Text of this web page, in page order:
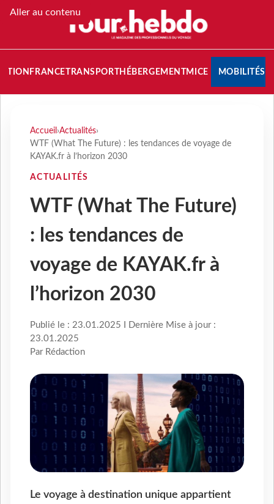
Aller au contenu
FRANCETRANSPORT HÉBERGEMENTMICE MOBILITÉS
Accueil ›Actualités›
WTF (What The Future) : les tendances de voyage de
KAYAK.fr à l’horizon 2030
ACTUALITÉS
WTF (What The Future)
: les tendances de
voyage de KAYAK.fr à
l’horizon 2030
Publié le : 23.01.2025 I Dernière Mise à jour :
23.01.2025
Par Rédaction
Le voyage à destination unique appartient